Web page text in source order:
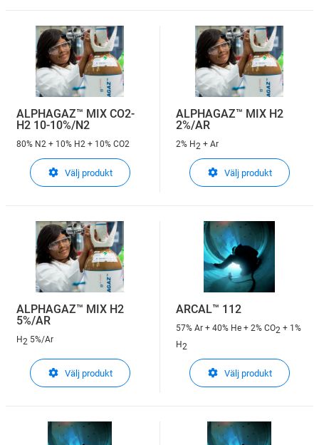
ALPHAGAZ™ MIX CO2-
H2 10-10%/N2
80% N2 + 10% H2 + 10% CO2
Välj produkt
ALPHAGAZ™ MIX H2
2%/AR
2% H2 + Ar
Välj produkt
ALPHAGAZ™ MIX H2
5%/AR
H2 5%/Ar
Välj produkt
ARCAL™ 112
57% Ar + 40% He + 2% CO2 + 1%
H2
Välj produkt